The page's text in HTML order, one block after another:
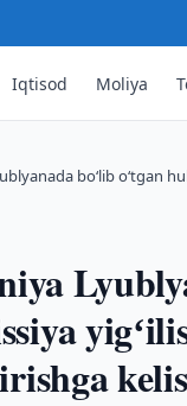
Iqtisod Moliya
boʻlib oʻtgan